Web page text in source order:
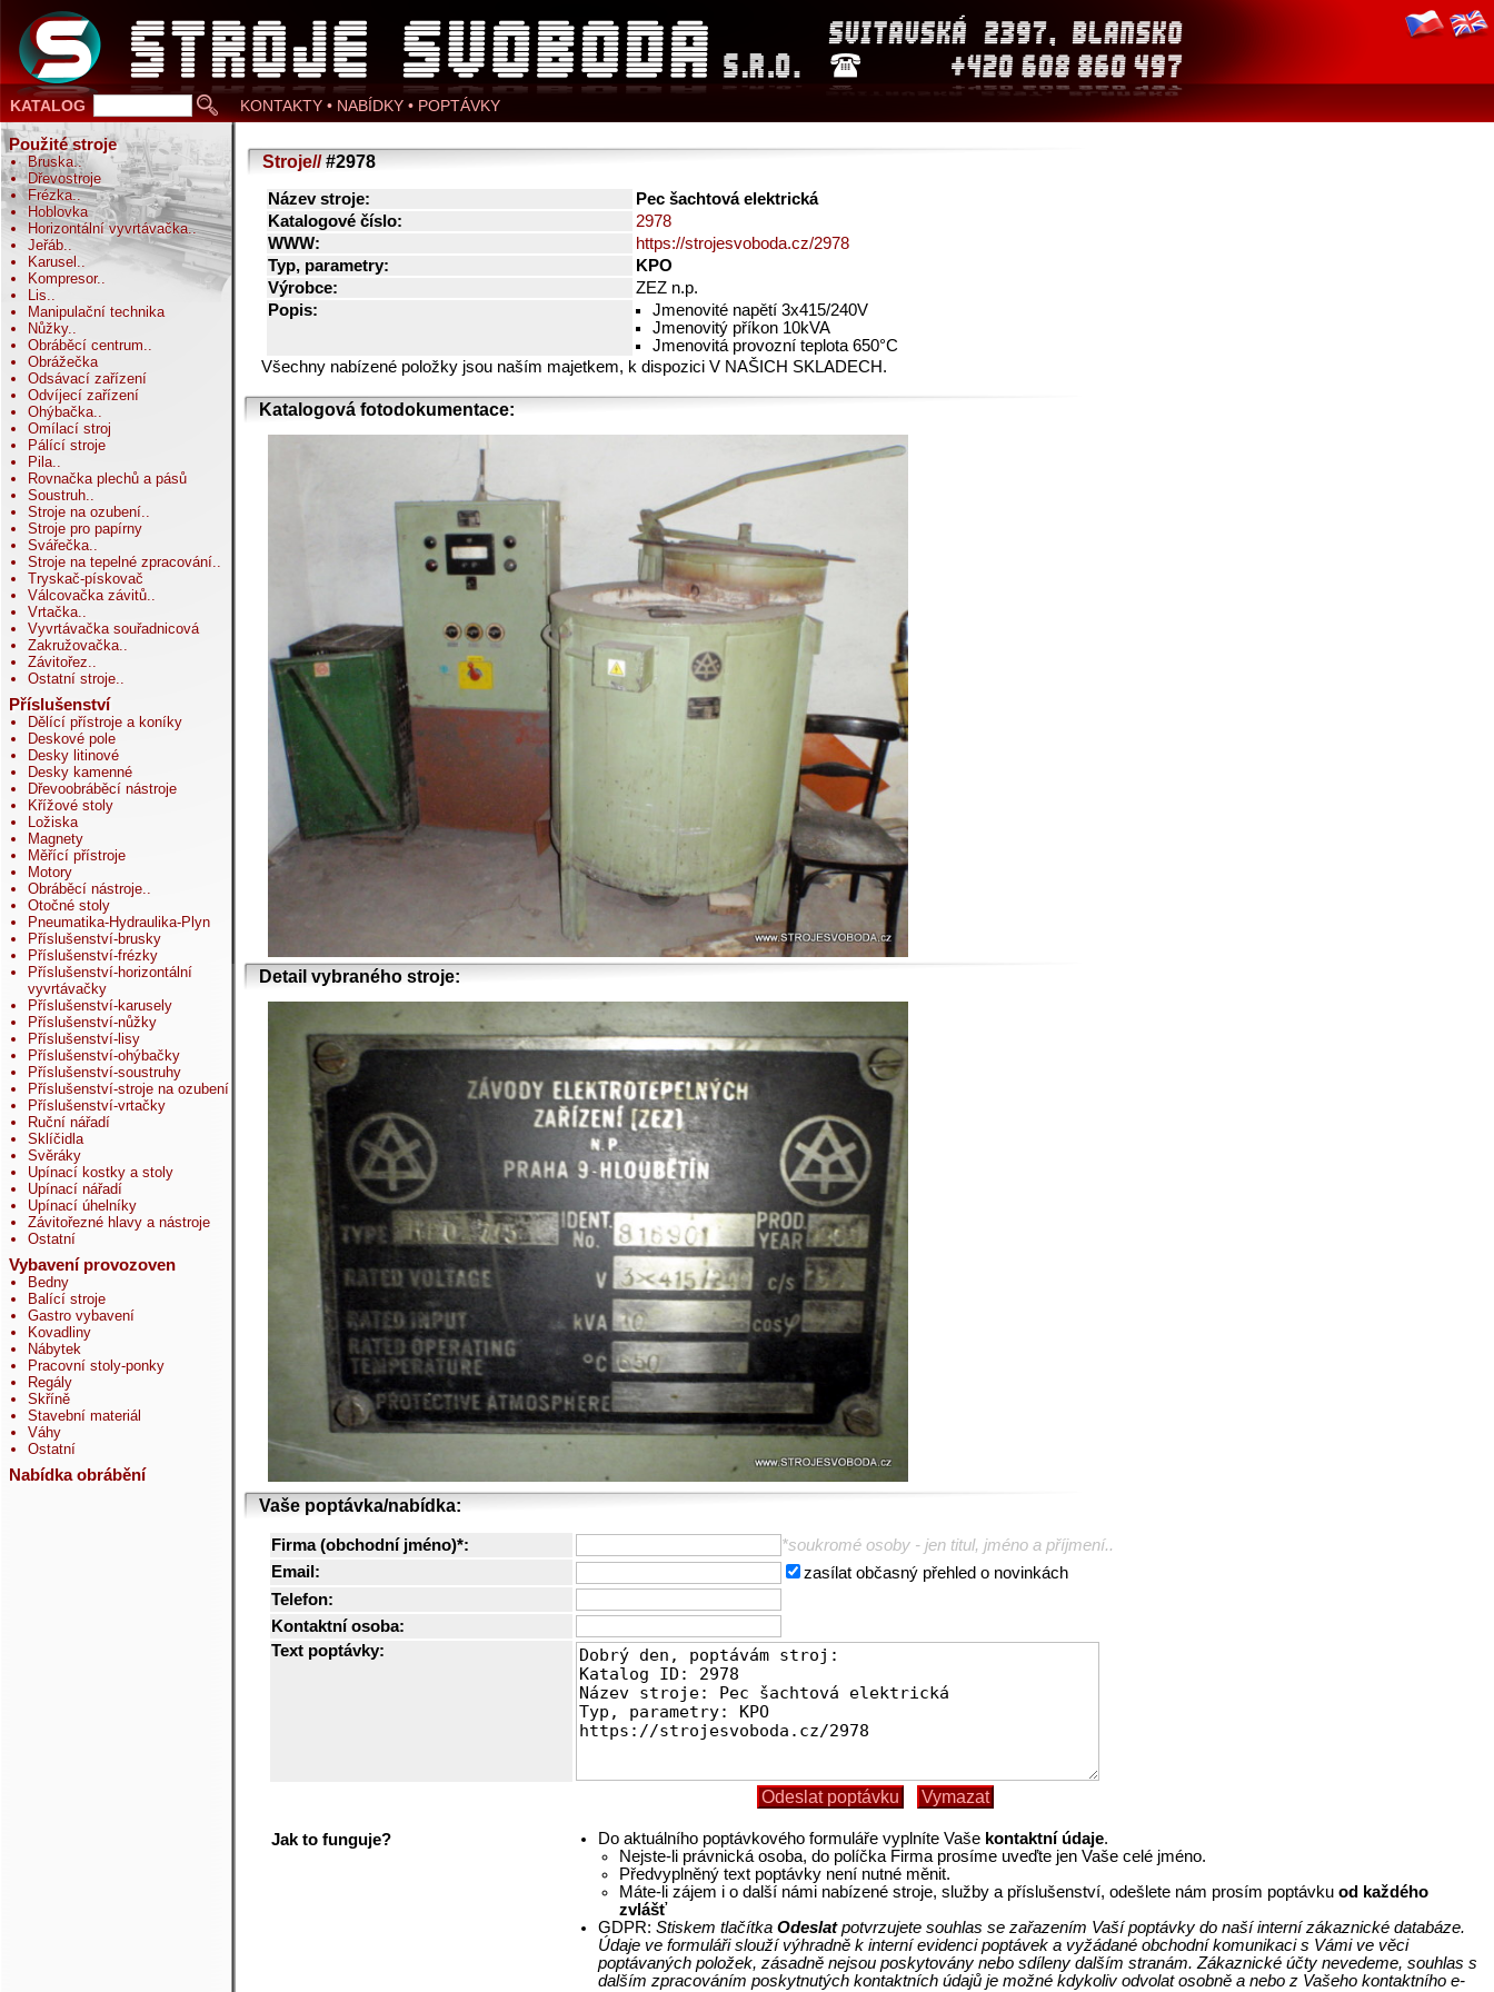
KATALOG KONTAKTY • NABÍDKY • POPTÁVKY
Použité stroje
Bruska..
Dřevostroje
Frézka..
Hoblovka
Horizontální vyvrtávačka..
Jeřáb..
Karusel ..
Kompresor..
Lis..
Manipulační technika
Nůžky..
Obráběcí centrum..
Obrážečka
Odsávací zařízení
Odvíjecí zařízení
Ohýbačka..
Omílací stroj
Pálící stroje
Pila..
Rovnačka plechů a pásů
Soustruh..
Stroje na ozubení..
Stroje pro papírny
Svářečka..
Stroje na tepelné zpracování..
Tryskač-pískovač
Válcovačka závitů..
Vrtačka..
Vyvrtávačka souřadnicová
Zakružovačka..
Závitořez..
Ostatní stroje..
Příslušenství
Dělící přístroje a koníky
Deskové pole
Desky litinové
Desky kamenné
Dřevoobráběcí nástroje
Křížové stoly
Ložiska
Magnety
Měřící přístroje
Motory
Obráběcí nástroje..
Otočné stoly
Pneumatika-Hydraulika-Plyn
Příslušenství-brusky
Příslušenství-frézky
Příslušenství-horizontální
vyvrtávačky
Příslušenství-karusely
Příslušenství-nůžky
Příslušenství-lisy
Příslušenství-ohýbačky
Příslušenství-soustruhy
Příslušenství-stroje na ozubení
Příslušenství-vrtačky
Ruční nářadí
Sklíčidla
Svěráky
Upínací kostky a stoly
Upínací nářadí
Upínací úhelníky
Závitořezné hlavy a nástroje
Ostatní
Vybavení provozoven
Bedny
Balící stroje
Gastro vybavení
Kovadliny
Nábytek
Pracovní stoly-ponky
Regály
Skříně
Stavební materiál
Váhy
Ostatní
Nabídka obrábění
Stroje//#2978
Název stroje:
Pec šachtová elektrická
Katalogové číslo:
2978
WWW:
https://strojesvoboda.cz/2978
Typ, parametry:
KPO
Výrobce:
ZEZ n.p.
Popis:
Jmenovité napětí 3x415/240V
Jmenovitý příkon 10kVA
Jmenovitá provozní teplota 650°C
Všechny nabízené položky jsou naším majetkem, k dispozici V NAŠICH SKLADECH.
Katalogová fotodokumentace:
Detail vybraného stroje:
Vaše poptávka/nabídka:
Firma (obchodní jméno)*:
*soukromé osoby - jen titul, jméno a příjmení..
Email:
zasílat občasný přehled o novinkách
Telefon:
Kontaktní osoba:
Text poptávky:
Jak to funguje? Do aktuálního poptávkového formuláře vyplníte Vaše kontaktní údaje.
Nejste-li právnická osoba, do políčka Firma prosíme uveďte jen Vaše celé jméno.
Předvyplněný text poptávky není nutné měnit.
Máte-li zájem i o další námi nabízené stroje, služby a příslušenství, odešlete nám prosím poptávkuod každého
zvlášť
GDPR: Stiskem tlačítka Odeslatpotvrzujete souhlas se zařazením Vaší poptávky do naší interní zákaznické databáze.
Údaje ve formuláři slouží výhradně k interní evidenci poptávek a vyžádané obchodní komunikaci s Vámi ve věci
poptávaných položek, zásadně nejsou poskytovány nebo sdíleny dalším stranám. Zákaznické účty nevedeme, souhlas s
dalším zpracováním poskytnutých kontaktních údajů je možné kdykoliv odvolat osobně a nebo z Vašeho kontaktního e-